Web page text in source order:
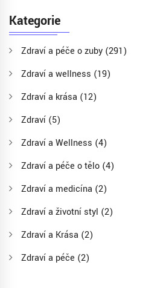
Kategorie
Zdraví a péče o zuby (291)
Zdraví a wellness (19)
Zdraví a krása (12)
Zdraví (5)
Zdraví a Wellness (4)
Zdraví a péče o tělo (4)
Zdraví a medicína (2)
Zdraví a životní styl (2)
Zdraví a Krása (2)
Zdraví a péče (2)